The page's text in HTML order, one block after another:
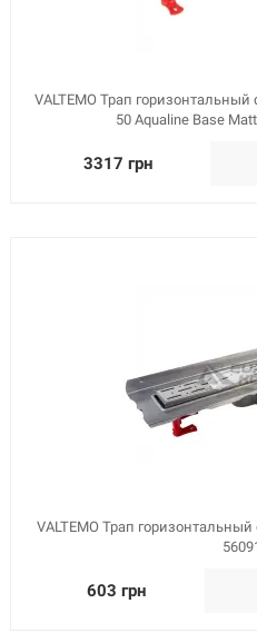
VALTEMO Трап
50 Aqualine Base
3317 грн
VALTEMO Трап
603 грн